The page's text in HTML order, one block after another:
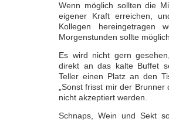
Wenn möglich sollten die
eigener Kraft erreichen,
Kollegen hereingetragen
Morgenstunden sollte
Es wird nicht gern
direkt an das kalte Buffet
Teller einen Platz an den
„Sonst frisst mir der
nicht akzeptiert werden.
Schnaps, Wein und Sekt